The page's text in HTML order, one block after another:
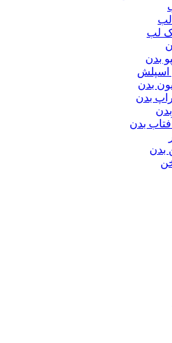
لب
لب
بدن
اسپلش
بدن
بدن
بدن
بدن